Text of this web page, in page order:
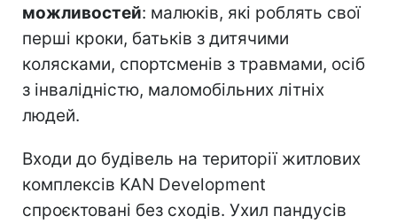
можливостей: малюків, які роблять свої
перші кроки, батьків з дитячими
колясками, спортсменів з травмами, осіб
з інвалідністю, маломобільних літніх
людей.
Входи до будівель на території житлових
комплексів KAN Development
спроєктовані без сходів. Ухил пандусів